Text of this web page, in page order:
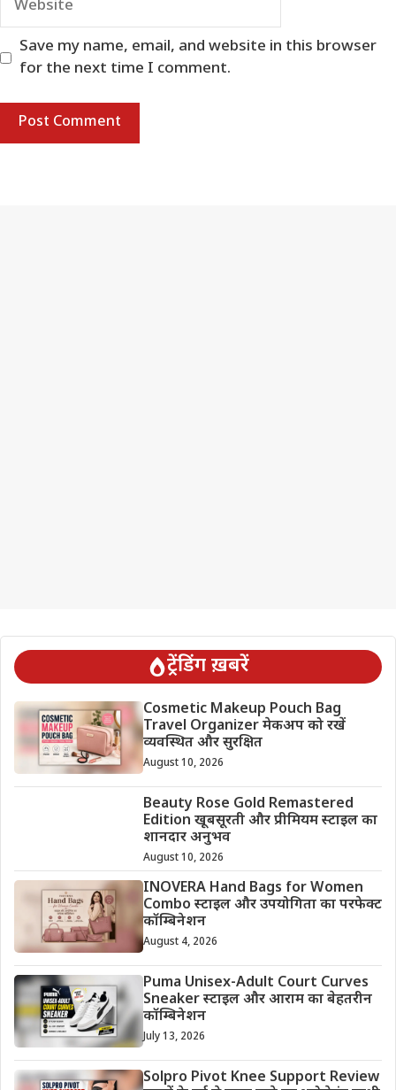
Save my name, email, and website in this browser
for the next time I comment.
ट्रेंडिंग ख़बरें
Cosmetic Makeup Pouch Bag
Travel Organizer मेकअप को रखें
व्यवस्थित और सुरक्षित
August 10, 2026
Beauty Rose Gold Remastered
Edition खूबसूरती और प्रीमियम स्टाइल का
शानदार अनुभव
August 10, 2026
INOVERA Hand Bags for Women
Combo स्टाइल और उपयोगिता का परफेक्ट
कॉम्बिनेशन
August 4, 2026
Puma Unisex-Adult Court Curves
Sneaker स्टाइल और आराम का बेहतरीन
कॉम्बिनेशन
July 13, 2026
Solpro Pivot Knee Support Review